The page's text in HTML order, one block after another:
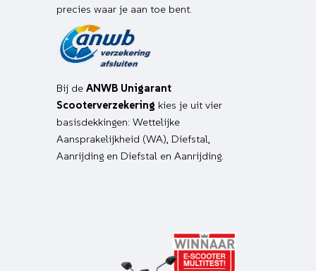
precies waar je aan toe bent.
Bij de ANWB Unigarant
Scooterverzekering kies je uit vier
basisdekkingen: Wettelijke
Aansprakelijkheid (WA), Diefstal,
Aanrijding en Diefstal en Aanrijding.